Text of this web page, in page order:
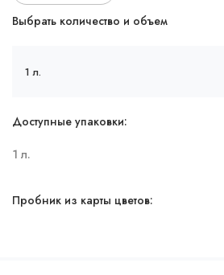
Выбрать количество и объем
1 л.
Доступные упаковки:
1 л.
Пробник из карты цветов: